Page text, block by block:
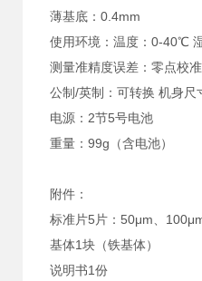
薄基底：0.4mm
使用环境：温度：0-40℃
测量准精度误差：零点校
公制/英制：可转换 机身
电源：2节5号电池
重量：99g（含电池）
附件：
标准片5片：50μm、
基体1块（铁基体）
说明书1份